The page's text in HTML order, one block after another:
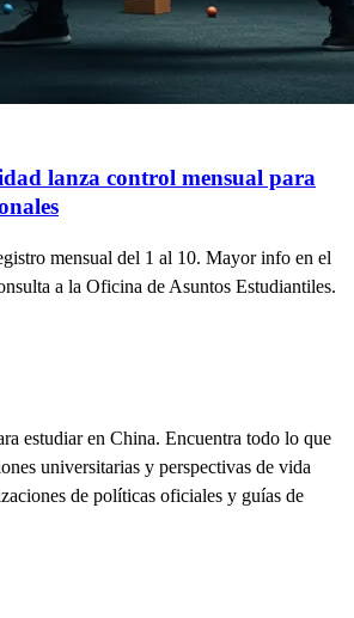
lanza control mensual para
mensual del 1 al 10. Mayor info en el
a la Oficina de Asuntos Estudiantiles.
estudiar en China. Encuentra todo lo que
universitarias y perspectivas de vida
de políticas oficiales y guías de